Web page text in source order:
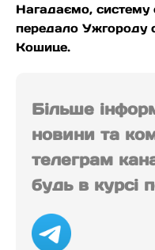
Нагадаємо, систему
передало Ужгороду
Кошице.
Більше
новини та
телеграм
будь в курсі